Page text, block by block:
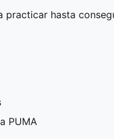
hasta
PUMA